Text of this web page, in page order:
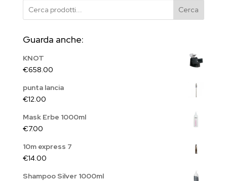
Cerca
Guarda anche:
KNOT
€658.00
punta lancia
€12.00
Mask Erbe 1000ml
€7.00
10m express 7
€14.00
Shampoo Silver 1000ml